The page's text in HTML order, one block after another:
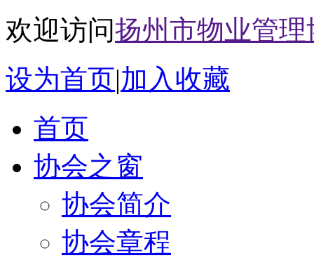
欢迎访问扬州市物业管理
设为首页|加入收藏
首页
协会之窗
协会简介
协会章程